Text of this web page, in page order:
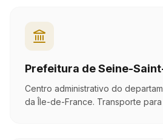
Prefeitura de Seine-
Centro administrativo do
da Île-de-France. Transporte